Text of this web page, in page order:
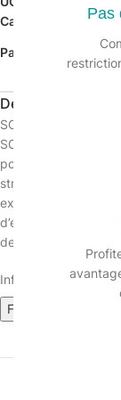
Pas
Catégorie :
Partager:
Description
SOLY’DÉGRAISS
SOLY‘DÉGRAISS
pour tous types de
stratifiés, surfaces
excellent pouvoir
d’éliminer la plupart
des supports
Informations sur le
Fiche de données